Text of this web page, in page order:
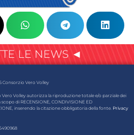
LE NEWS ◄
Consorzio Vero Volley
Vero Volley autorizza la riproduzione totale e/o parziale dei
di RECENSIONE, CONDIVISIONE ED
inserendo la citazione obbligatoria della fonte. Privacy